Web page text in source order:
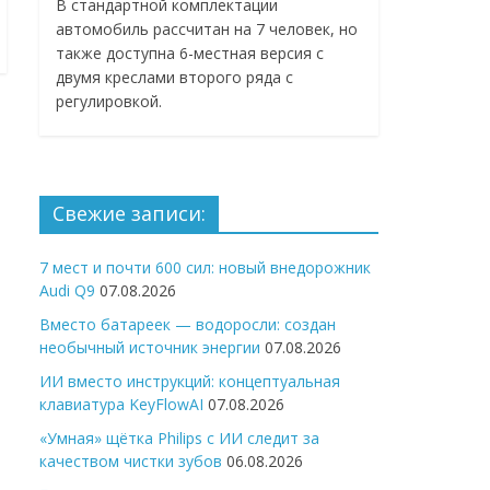
В стандартной комплектации
автомобиль рассчитан на 7 человек, но
также доступна 6-местная версия с
двумя креслами второго ряда с
регулировкой.
Свежие записи:
7 мест и почти 600 сил: новый внедорожник
Audi Q9 07.08.2026
Вместо батареек — водоросли: создан
необычный источник энергии 07.08.2026
ИИ вместо инструкций: концептуальная
клавиатура KeyFlowAI 07.08.2026
«Умная» щётка Philips с ИИ следит за
качеством чистки зубов 06.08.2026